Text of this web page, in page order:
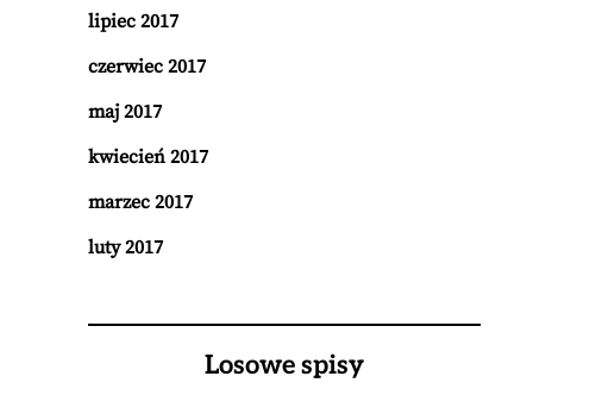
lipiec 2017
czerwiec 2017
maj 2017
kwiecień 2017
marzec 2017
luty 2017
Losowe spisy